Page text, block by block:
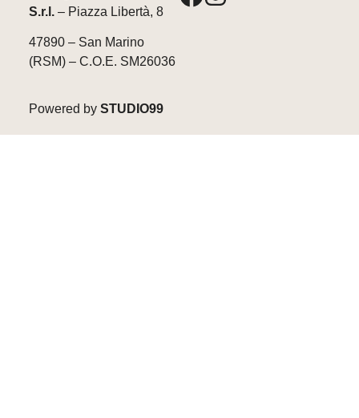
S.r.l.– Piazza Libertà, 8
47890 – San Marino
(RSM) – C.O.E. SM26036
Powered by STUDIO99